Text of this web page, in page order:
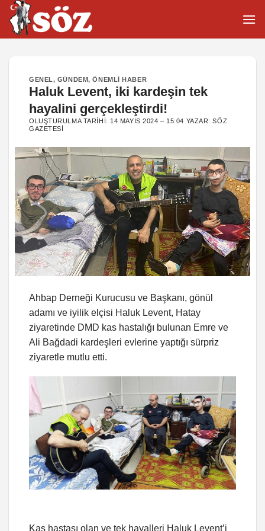
İçeriğe
atla
GENEL, GÜNDEM,ÖNEMLI HABER
Haluk Levent, iki kardeşin tek
hayalini gerçekleştirdi!
OLUŞTURULMA TARIHI: 14 MAYIS 2024 – 15:04 YAZAR:SÖZ
GAZETESI
Ahbap Derneği Kurucusu ve Başkanı, gönül
adamı ve iyilik elçisi Haluk Levent, Hatay
ziyaretinde DMD kas hastalığı bulunan Emre ve
Ali Bağdadi kardeşleri evlerine yaptığı sürpriz
ziyaretle mutlu etti.
Kas hastası olan ve tek hayalleri Haluk Levent’i